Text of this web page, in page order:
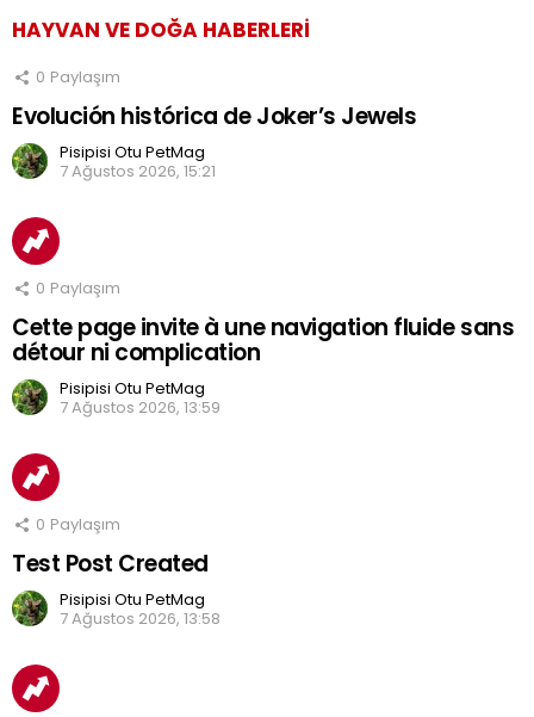
HAYVAN VE DOĞA HABERLERI
0 Paylaşım
Evolución histórica de Joker’s Jewels
Pisipisi Otu PetMag
7 Ağustos 2026, 15:21
0 Paylaşım
Cette page invite à une navigation fluide sans
détour ni complication
Pisipisi Otu PetMag
7 Ağustos 2026, 13:59
0 Paylaşım
Test Post Created
Pisipisi Otu PetMag
7 Ağustos 2026, 13:58